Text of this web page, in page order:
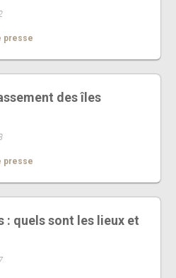
presse
des îles
presse
: quels sont les lieux et